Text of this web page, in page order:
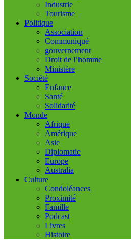
Industrie
Tourisme
Politique
Association
Communiqué
gouvernement
Droit de l’homme
Ministère
Société
Enfance
Santé
Solidarité
Monde
Afrique
Amérique
Asie
Diplomatie
Europe
Australia
Culture
Condoléances
Proximité
Famille
Podcast
Livres
Histoire